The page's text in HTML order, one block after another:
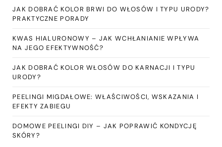
JAK DOBRAĆ KOLOR BRWI DO WŁOSÓW I TYPU URODY?
PRAKTYCZNE PORADY
KWAS HIALURONOWY – JAK WCHŁANIANIE WPŁYWA
NA JEGO EFEKTYWNOŚĆ?
JAK DOBRAĆ KOLOR WŁOSÓW DO KARNACJI I TYPU
URODY?
PEELINGI MIGDAŁOWE: WŁAŚCIWOŚCI, WSKAZANIA I
EFEKTY ZABIEGU
DOMOWE PEELINGI DIY – JAK POPRAWIĆ KONDYCJĘ
SKÓRY?